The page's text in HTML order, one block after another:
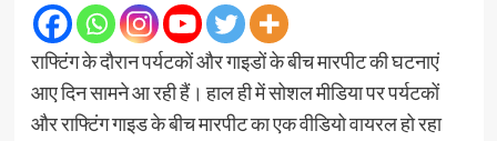
राफ्टिंग के दौरान पर्यटकों और गाइडों के बीच मारपीट की घटनाएं
आए दिन सामने आ रही हैं। हाल ही में सोशल मीडिया पर पर्यटकों
और राफ्टिंग गाइड के बीच मारपीट का एक वीडियो वायरल हो रहा